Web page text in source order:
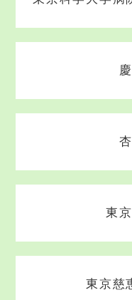
東
東京慈